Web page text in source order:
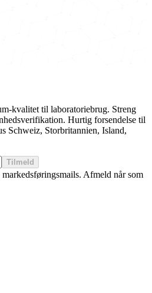
kvalitet til laboratoriebrug. Streng
Hurtig forsendelse til
Schweiz, Storbritannien, Island,
Tilmeld
markedsføringsmails. Afmeld når som